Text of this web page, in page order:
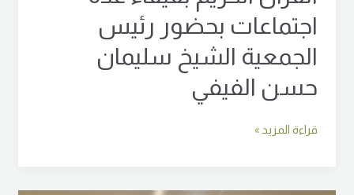
اجتماعات بحضور رئيس
الجمعية الشيخ سليمان
حسن الفيفي
قراءة المزيد »